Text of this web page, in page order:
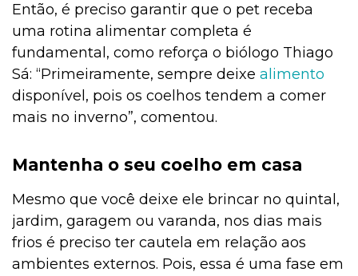
Então, é preciso garantir que o pet receba
uma rotina alimentar completa é
fundamental, como reforça o biólogo Thiago
Sá: “Primeiramente, sempre deixe alimento
disponível, pois os coelhos tendem a comer
mais no inverno”, comentou.
Mantenha o seu coelho em casa
Mesmo que você deixe ele brincar no quintal,
jardim, garagem ou varanda, nos dias mais
frios é preciso ter cautela em relação aos
ambientes externos. Pois, essa é uma fase em